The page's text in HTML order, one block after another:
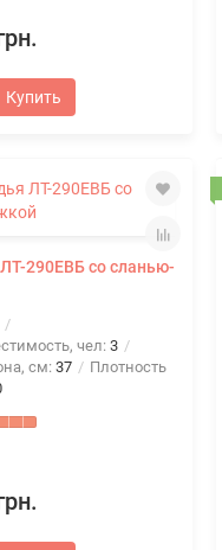
Купить
290ЕВБ со сланью-
чел: 3
см: 37
Плотность